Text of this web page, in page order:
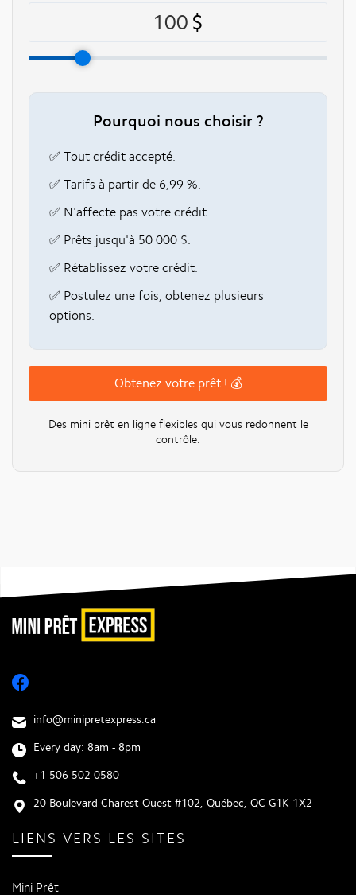
100 $
Pourquoi nous choisir ?
✅ Tout crédit accepté.
✅ Tarifs à partir de 6,99 %.
✅ N'affecte pas votre crédit.
✅ Prêts jusqu'à 50 000 $.
✅ Rétablissez votre crédit.
✅ Postulez une fois, obtenez plusieurs
options.
Obtenez votre prêt ! 💰
Des mini prêt en ligne flexibles qui vous redonnent le
contrôle.
info@minipretexpress.ca
Every day: 8am - 8pm
+1 506 502 0580
20 Boulevard Charest Ouest #102, Québec, QC G1K 1X2
LIENS VERS LES SITES
Mini Prêt